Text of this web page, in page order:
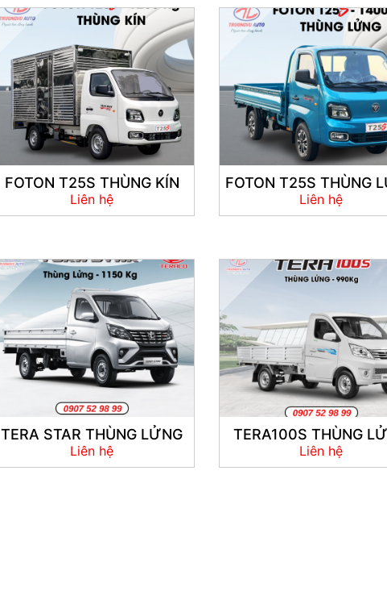
FOTON T25S THÙNG KÍN
Liên hệ
FOTON T25S THÙNG
Liên hệ
TERA STAR THÙNG LỬNG
Liên hệ
TERA100S THÙNG
Liên hệ